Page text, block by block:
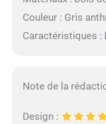
Couleur : Gris
Caractéristiques
Note de la
Design :